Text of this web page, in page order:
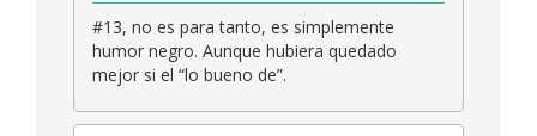
#13, no es para tanto, es simplemente
humor negro. Aunque hubiera quedado
mejor si el “lo bueno de”.